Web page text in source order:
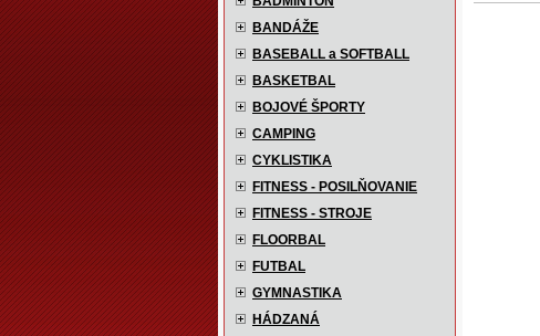
BANDÁŽE
BASEBALL a SOFTBALL
BASKETBAL
BOJOVÉ ŠPORTY
CAMPING
CYKLISTIKA
FITNESS - POSILŇOVANIE
FITNESS - STROJE
FLOORBAL
FUTBAL
GYMNASTIKA
HÁDZANÁ